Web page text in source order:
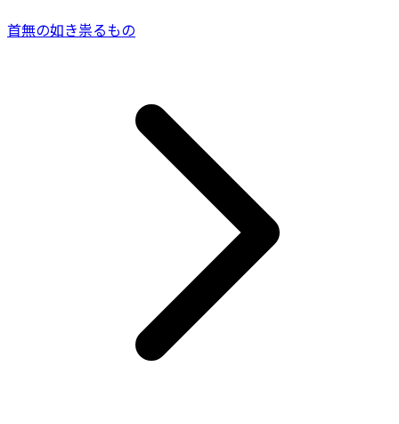
首無の如き祟るもの